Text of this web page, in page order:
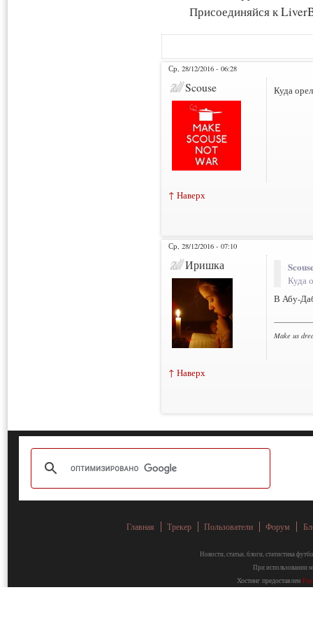
Присоединяйся к
Ср, 28/12/2016 - 06:28
Scouse Куда
↑ Наверх
Ср, 28/12/2016 - 07:10
Иришка
Куда
В Абу-
Make us
↑ Наверх
Главная Трекер Пользователи Форум
Новости, статьи, блоги, статистика
При использовании
Хостинг предоставлен